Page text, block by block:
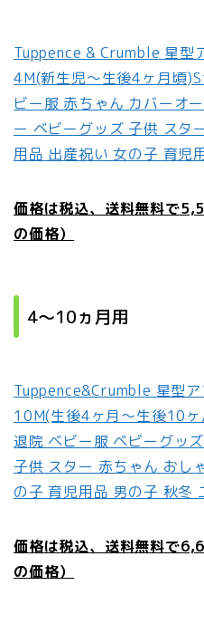
Tuppence & Crumble 星型
4M(新生児〜生後4ヶ月頃
ビー服 赤ちゃん カバーオ
ー ベビーグッズ 子供 スタ
用品 出産祝い 女の子 育児
価格は税込、送料無料で
の価格）
4～10ヵ月用
Tuppence&Crumble 星型
10M(生後4ヶ月〜生後10
退院 ベビー服 ベビーグッ
子供 スター 赤ちゃん おし
の子 育児用品 男の子 秋冬
価格は税込、送料無料で
の価格）